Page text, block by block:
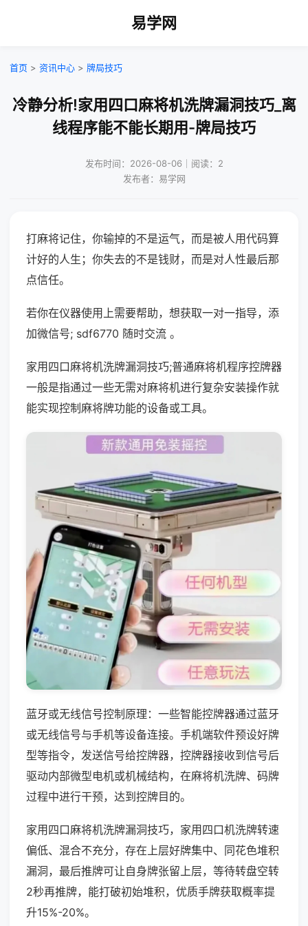
易学网
首页 > 资讯中心 > 牌局技巧
冷静分析!家用四口麻将机洗牌漏洞技巧_离
线程序能不能长期用-牌局技巧
发布时间：2026-08-06｜阅读：2
发布者：易学网
打麻将记住，你输掉的不是运气，而是被人用代码算
计好的人生；你失去的不是钱财，而是对人性最后那
点信任。
若你在仪器使用上需要帮助，想获取一对一指导，添
加微信号; sdf6770 随时交流 。
家用四口麻将机洗牌漏洞技巧;普通麻将机程序控牌器
一般是指通过一些无需对麻将机进行复杂安装操作就
能实现控制麻将牌功能的设备或工具。
蓝牙或无线信号控制原理：一些智能控牌器通过蓝牙
或无线信号与手机等设备连接。手机端软件预设好牌
型等指令，发送信号给控牌器，控牌器接收到信号后
驱动内部微型电机或机械结构，在麻将机洗牌、码牌
过程中进行干预，达到控牌目的。
家用四口麻将机洗牌漏洞技巧，家用四口机洗牌转速
偏低、混合不充分，存在上层好牌集中、同花色堆积
漏洞，最后推牌可让自身牌张留上层，等待转盘空转
2秒再推牌，能打破初始堆积，优质手牌获取概率提
升15%-20%。